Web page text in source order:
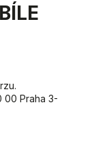
00 Praha 3-